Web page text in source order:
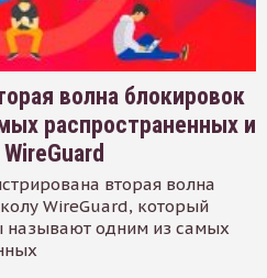
волна блокировок
распространенных и
вторая волна
WireGuard, который
называют одним из самых